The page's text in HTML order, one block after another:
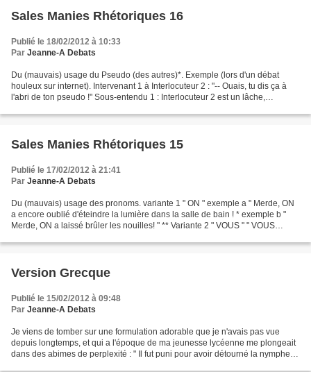
Sales Manies Rhétoriques 16
Publié le 18/02/2012 à 10:33
Par Jeanne-A Debats
Du (mauvais) usage du Pseudo (des autres)*. Exemple (lors d'un débat
houleux sur internet). Intervenant 1 à Interlocuteur 2 : "-- Ouais, tu dis ça à
l'abri de ton pseudo !" Sous-entendu 1 : Interlocuteur 2 est un lâche,
Sales Manies Rhétoriques 15
Publié le 17/02/2012 à 21:41
Par Jeanne-A Debats
Du (mauvais) usage des pronoms. variante 1 " ON " exemple a " Merde, ON
a encore oublié d'éteindre la lumière dans la salle de bain ! * exemple b "
Merde, ON a laissé brûler les nouilles! " ** Variante 2 " VOUS " " VOUS
Version Grecque
Publié le 15/02/2012 à 09:48
Par Jeanne-A Debats
Je viens de tomber sur une formulation adorable que je n'avais pas vue
depuis longtemps, et qui a l'époque de ma jeunesse lycéenne me plongeait
dans des abimes de perplexité : " Il fut puni pour avoir détourné la nymphe